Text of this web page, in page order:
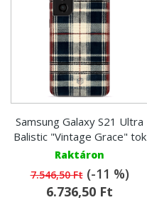
Samsung Galaxy S21 Ultra
Balistic "Vintage Grace" tok
Raktáron
7.546,50 Ft(-11 %)
6.736,50 Ft